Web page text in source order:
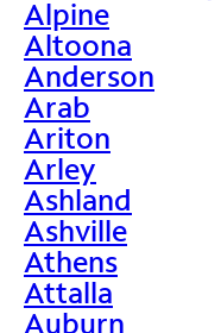
Alpine
Altoona
Anderson
Arab
Ariton
Arley
Ashland
Ashville
Athens
Attalla
Auburn